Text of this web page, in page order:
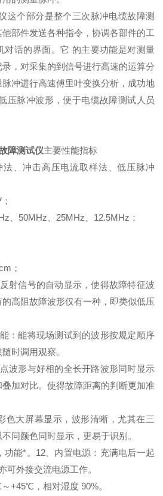
这个部分是整个三次脉冲电缆故障测
部件发送各种指令，协调各部件的工
对话的界面。它 的主要功能是对测量
，对采集的到信号进行高速的运算分
冲进行高速傅里叶变换分析，成功地
压脉冲波形，便于电缆故障测试人员
障测试仪主要性能指标
、冲击高压电流取样法、低压脉冲
、50MHz、25MHz、12.5MHz；
；
射信号的自动显示，使得故障特征波
高阻故障波形仅有一种，即类似低压
：能将现场测试到的波形按规定顺序
时调用观察。
波形与好相的全长开路波形同时显示
加对比。使得故障距离的判断更加准
色大屏幕显示，波形清晰，尤其在三
同颜色同时显示，更易于识别。
功能*。12、内置电源：充满电后一起
可外接交流电源工作。
+45℃，相对湿度 90%。